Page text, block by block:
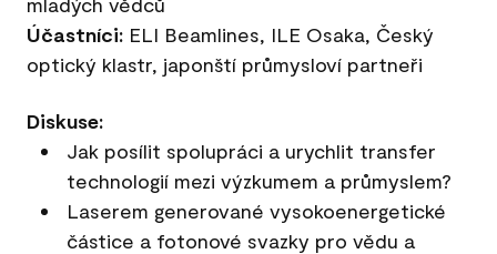
Účastníci: ELI Beamlines, ILE Osaka, Český
optický klastr, japonští průmysloví partneři
Diskuse:
Jak posílit spolupráci a urychlit transfer
technologií mezi výzkumem a průmyslem?
Laserem generované vysokoenergetické
částice a fotonové svazky pro vědu a